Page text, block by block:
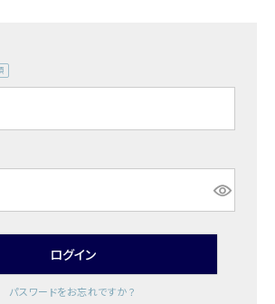
ログイン
パスワードをお忘れですか？